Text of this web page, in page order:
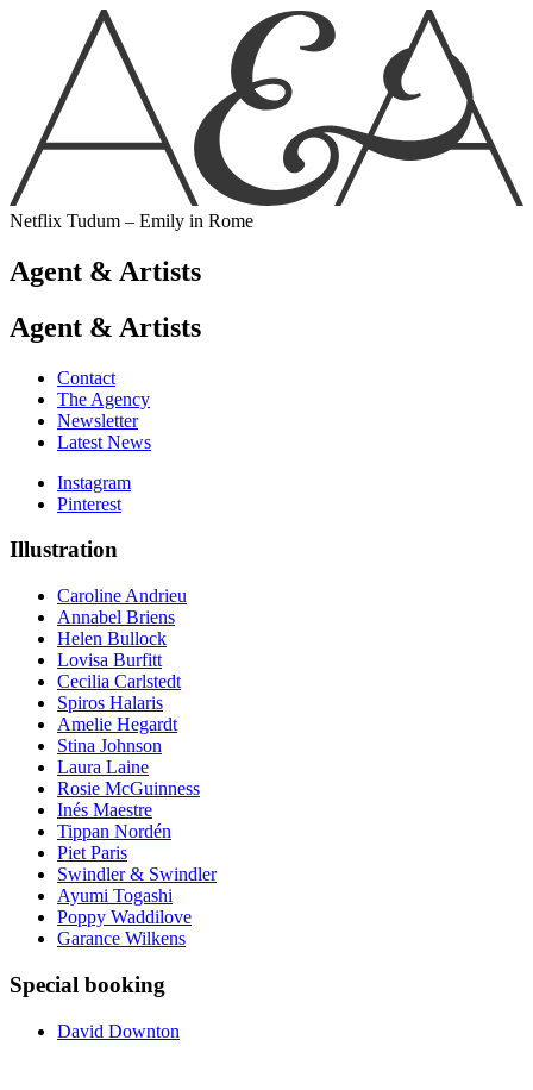
Netflix Tudum – Emily in Rome
Agent & Artists
Agent & Artists
Contact
The Agency
Newsletter
Latest News
Instagram
Pinterest
Illustration
Caroline Andrieu
Annabel Briens
Helen Bullock
Lovisa Burfitt
Cecilia Carlstedt
Spiros Halaris
Amelie Hegardt
Stina Johnson
Laura Laine
Rosie McGuinness
Inés Maestre
Tippan Nordén
Piet Paris
Swindler & Swindler
Ayumi Togashi
Poppy Waddilove
Garance Wilkens
Special booking
David Downton